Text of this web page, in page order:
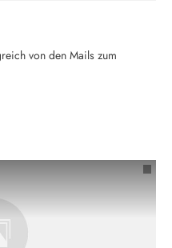
von den Mails zum